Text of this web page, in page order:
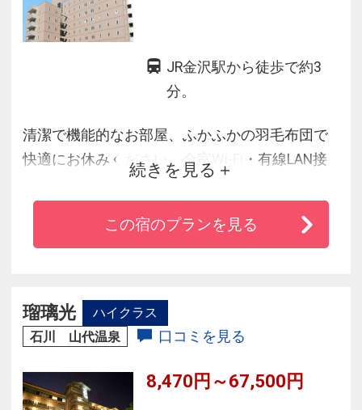
JR金沢駅から徒歩で約3
分。
清潔で機能的なお部屋、ふかふかの羽毛布団で
快適にお休みください。全室Wi-Fi・有線LAN接
続無料でビジネスシーンをサポートいたしま
す。
続きを見る
この宿のプランを見る
瑠璃光
ハイクラス
石川 山代温泉
口コミを見る
8,470円～67,500円